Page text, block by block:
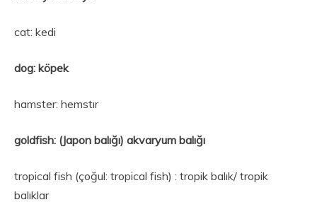
cat: kedi
dog: köpek
hamster: hemstır
goldfish: (Japon balığı) akvaryum balığı
tropical fish (çoğul: tropical fish) : tropik balık/ tropik
balıklar